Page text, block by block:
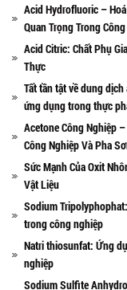
Acid Hydrofluoric –
Quan Trọng Trong
Acid Citric: Chất Phụ
Thực
Tất tần tật về dung
ứng dụng trong thực
Acetone Công Nghiệp
Công Nghiệp Và Pha
Sức Mạnh Của Oxit
Vật Liệu
Sodium
trong công nghiệp
Natri thiosunfat: Ứng
nghiệp
Sodium Sulfite